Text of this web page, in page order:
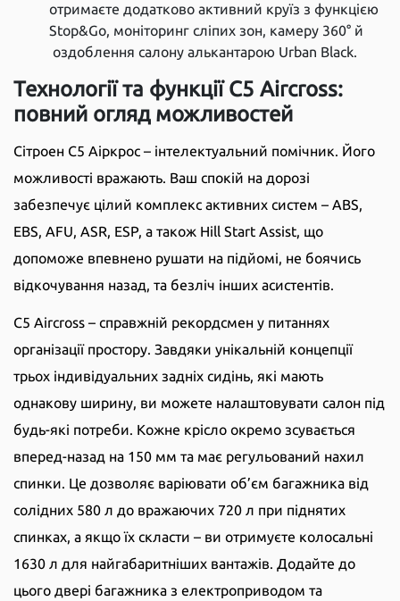
отримаєте додатково активний круїз з функцією
Stop&Go, моніторинг сліпих зон, камеру 360° й
оздоблення салону алькантарою Urban Black.
Технології та функції C5 Aircross:
повний огляд можливостей
Сітроен C5 Аіркрос – інтелектуальний помічник. Його
можливості вражають. Ваш спокій на дорозі
забезпечує цілий комплекс активних систем – ABS,
EBS, AFU, ASR, ESP, а також Hill Start Assist, що
допоможе впевнено рушати на підйомі, не боячись
відкочування назад, та безліч інших асистентів.
C5 Aircross – справжній рекордсмен у питаннях
організації простору. Завдяки унікальній концепції
трьох індивідуальних задніх сидінь, які мають
однакову ширину, ви можете налаштовувати салон під
будь-які потреби. Кожне крісло окремо зсувається
вперед-назад на 150 мм та має регульований нахил
спинки. Це дозволяє варіювати об’єм багажника від
солідних 580 л до вражаючих 720 л при піднятих
спинках, а якщо їх скласти – ви отримуєте колосальні
1630 л для найгабаритніших вантажів. Додайте до
цього двері багажника з електроприводом та